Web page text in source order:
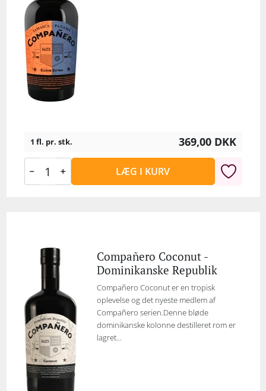
1 fl. pr. stk. 369,00 DKK
LÆG I KURV
Compañero Coconut -
Dominikanske Republik
Compañero Coconut er en tropisk
oplevelse og det nyeste medlem af
Compañero serien.Denne bløde
dominikanske kolonne destilleret rom er
lagret...